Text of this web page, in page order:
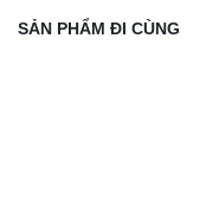
SẢN PHẨM ĐI CÙNG